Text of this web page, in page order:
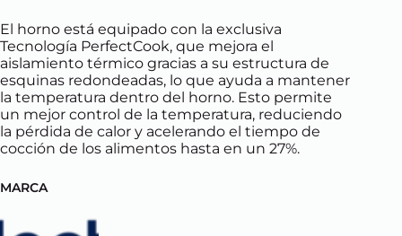
El horno está equipado con la exclusiva
Tecnología PerfectCook, que mejora el
aislamiento térmico gracias a su estructura de
esquinas redondeadas, lo que ayuda a mantener
la temperatura dentro del horno. Esto permite
un mejor control de la temperatura, reduciendo
la pérdida de calor y acelerando el tiempo de
cocción de los alimentos hasta en un 27%.
MARCA